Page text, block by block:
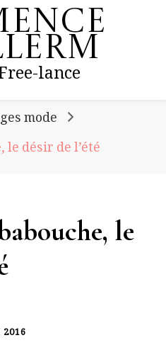
lance
mode
le désir de l’été
le